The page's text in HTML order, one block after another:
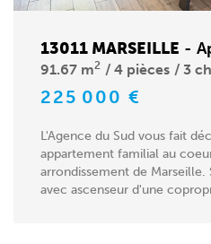
13011 MARSEILLE -
91.67 m2 4 pièces 3
225 000 €
L'Agence du Sud vous fait
appartement familial au
arrondissement de Marseille.
avec ascenseur d'une